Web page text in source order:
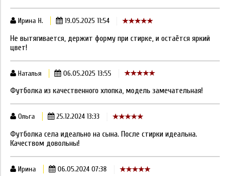
Ирина Н. 19.05.2025 11:54
Не вытягивается, держит форму при стирке, и остаётся яркий
цвет!
Наталья 06.05.2025 13:55
Футболка из качественного хлопка, модель замечательная!
Ольга 25.12.2024 13:33
Футболка села идеально на сына. После стирки идеальна.
Качеством довольны!
Ирина 06.05.2024 07:38